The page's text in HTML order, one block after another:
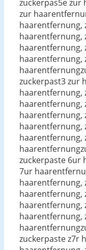
zuckerpas5e zur
zur
haarentfernung,
haarentfernung,
haarentfernung,
haarentfernung,
zuckerpast3 zur
haarentfernung,
haarentfernung,
haarentfernung,
haarentfernung,
haarentfernung,
zuckerpaste 6ur
7ur
haarentfernung,
haarentfernung,
haarentfernung,
haarentfernung,
zuckerpaste z7r